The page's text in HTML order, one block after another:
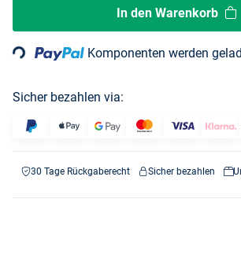
In den Warenkorb
Loading... Komponenten werden
Sicher bezahlen via:
30 Tage Rückgaberecht Sicher bezahlen